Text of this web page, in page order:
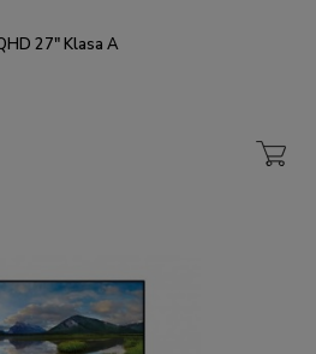
27" Klasa A